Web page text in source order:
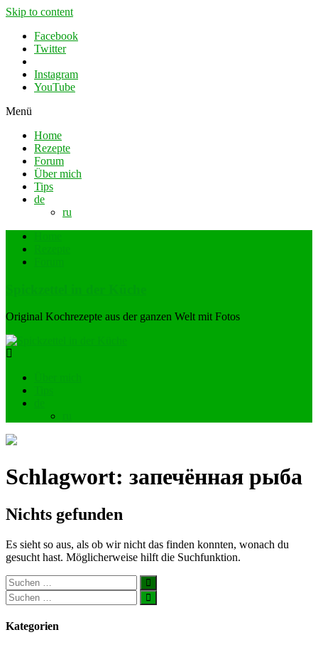
Skip to content
Facebook
Twitter
Instagram
YouTube
Menü
Home
Rezepte
Forum
Über mich
Tips
de
ru
Original Kochrezepte aus der ganzen Welt mit Fotos
Schlagwort: запечённая рыба
Nichts gefunden
Es sieht so aus, als ob wir nicht das finden konnten, wonach du
gesucht hast. Möglicherweise hilft die Suchfunktion.
Kategorien